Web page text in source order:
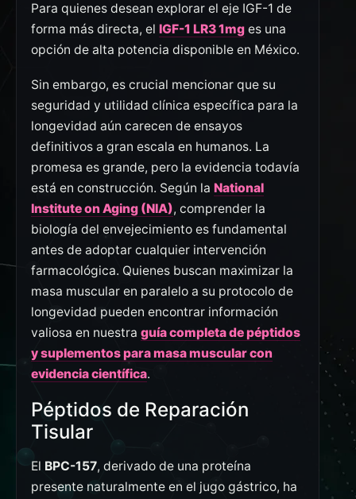
Para quienes desean explorar el eje IGF-1 de
forma más directa, el IGF-1 LR3 1mg es una
opción de alta potencia disponible en México.
Sin embargo, es crucial mencionar que su
seguridad y utilidad clínica específica para la
longevidad aún carecen de ensayos
definitivos a gran escala en humanos. La
promesa es grande, pero la evidencia todavía
está en construcción. Según la National
Institute on Aging (NIA), comprender la
biología del envejecimiento es fundamental
antes de adoptar cualquier intervención
farmacológica. Quienes buscan maximizar la
masa muscular en paralelo a su protocolo de
longevidad pueden encontrar información
valiosa en nuestra guía completa de péptidos
y suplementos para masa muscular con
evidencia científica.
Péptidos de Reparación
Tisular
El BPC-157, derivado de una proteína
presente naturalmente en el jugo gástrico, ha